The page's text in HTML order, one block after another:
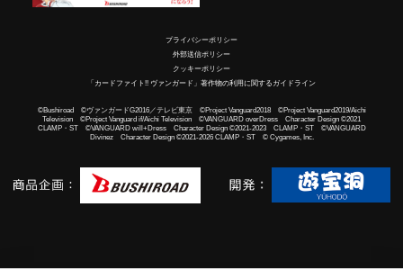
プライバシーポリシー
外部送信ポリシー
クッキーポリシー
「カードファイト!! ヴァンガード」著作物の利用に関するガイドライン
©Bushiroad ©ヴァンガードG2016／テレビ東京 ©Project Vanguard2018 ©Project Vanguard2019/Aichi
Television ©Project Vanguard if/Aichi Television ©VANGUARD overDress Character Design ©2021
CLAMP・ST ©VANGUARD will+Dress Character Design ©2021-2023 CLAMP・ST ©VANGUARD
Divinez Character Design ©2021-2026 CLAMP・ST © Cygames, Inc.